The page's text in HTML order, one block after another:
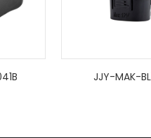
JJY-MAK-BL1013